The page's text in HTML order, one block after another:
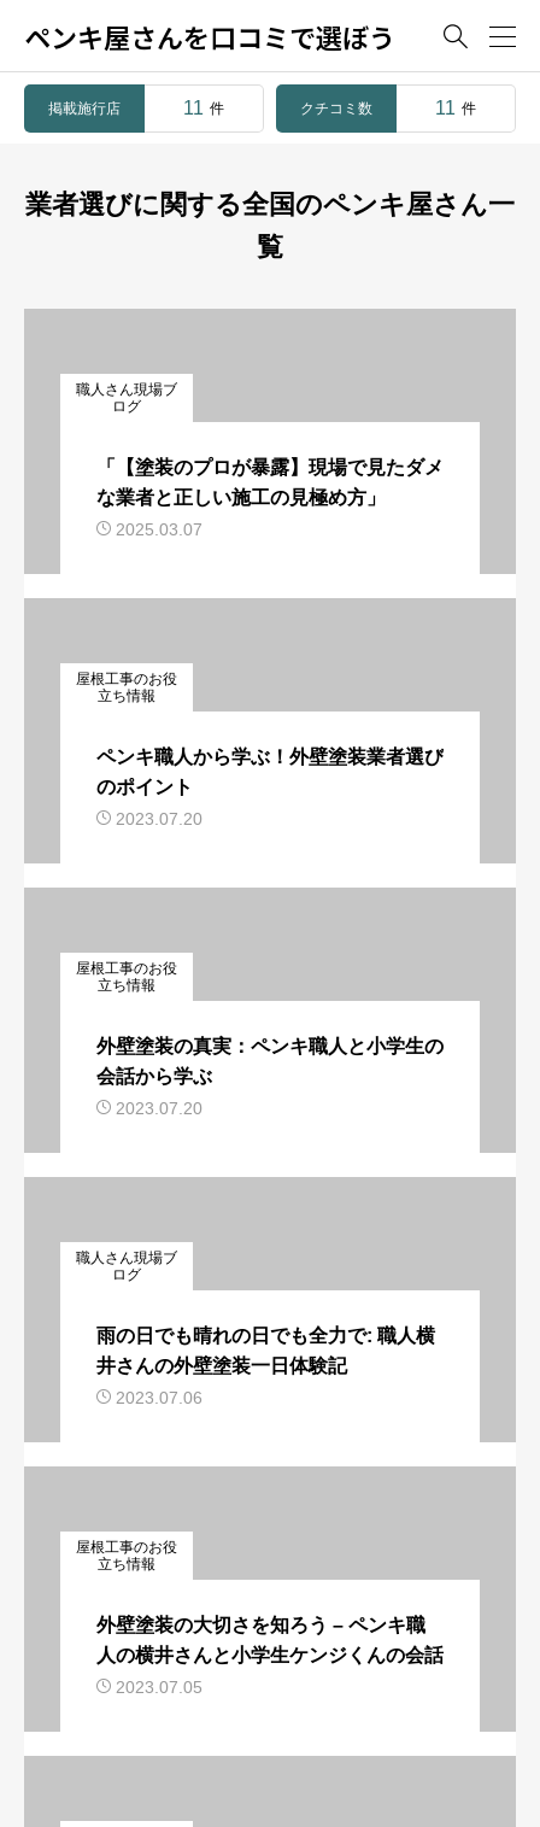
ペンキ屋さんを口コミで選ぼう 
掲載施行店 11 件 クチコミ数 11 件
業者選びに関する全国のペンキ屋さん一
覧
職人さん現場ブ
ログ
「【塗装のプロが暴露】現場で見たダメ
な業者と正しい施工の見極め方」
2025.03.07
屋根工事のお役
立ち情報
ペンキ職人から学ぶ！外壁塗装業者選び
のポイント
2023.07.20
屋根工事のお役
立ち情報
外壁塗装の真実：ペンキ職人と小学生の
会話から学ぶ
2023.07.20
職人さん現場ブ
ログ
雨の日でも晴れの日でも全力で: 職人横
井さんの外壁塗装一日体験記
2023.07.06
屋根工事のお役
立ち情報
外壁塗装の大切さを知ろう – ペンキ職
人の横井さんと小学生ケンジくんの会話
2023.07.05